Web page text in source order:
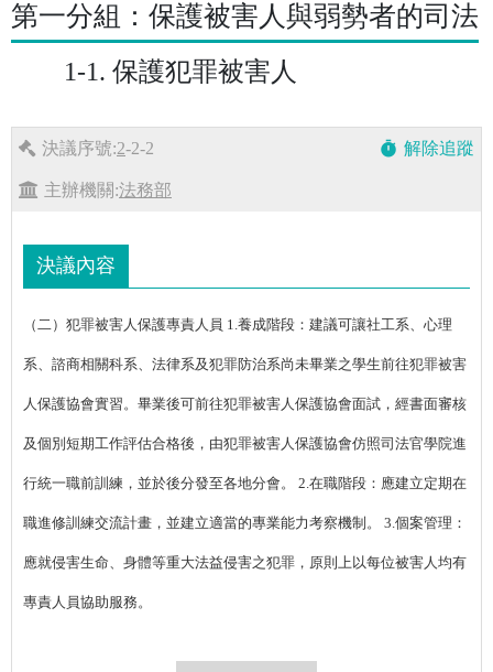
第一分組：保護被害人與弱勢者的司法
1-1. 保護犯罪被害人
決議序號:2-2-2 timer 解除追蹤
主辦機關:法務部
決議內容
（二）犯罪被害人保護專責人員 1.養成階段：建議可讓社工系、心理
系、諮商相關科系、法律系及犯罪防治系尚未畢業之學生前往犯罪被害
人保護協會實習。畢業後可前往犯罪被害人保護協會面試，經書面審核
及個別短期工作評估合格後，由犯罪被害人保護協會仿照司法官學院進
行統一職前訓練，並於後分發至各地分會。 2.在職階段：應建立定期在
職進修訓練交流計畫，並建立適當的專業能力考察機制。 3.個案管理：
應就侵害生命、身體等重大法益侵害之犯罪，原則上以每位被害人均有
專責人員協助服務。